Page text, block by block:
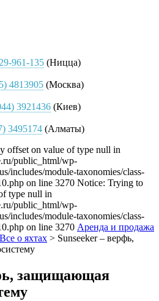
961-135(Ницца)
4813905(Москва)
3921436 (Киев)
3495174 (Алматы)
offset on value of type null in
public_html/wp-
includes/module-taxonomies/class-
on line 3270 Notice: Trying to
type null in
public_html/wp-
includes/module-taxonomies/class-
on line 3270 Аренда и продажа
Все о яхтах > Sunseeker – верфь,
защищающая